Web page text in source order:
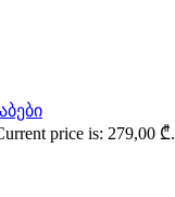
price is: 279,00 ₾.